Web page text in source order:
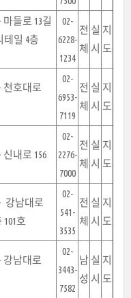
들로 13길
테일 4층
02-
6228-
1234
전
체
실
시
지
도
천호대로
02-
6953-
7119
전
체
실
시
지
도
내로 156
02-
2276-
7000
전
체
실
시
지
도
강남대로
101호
02-
541-
3535
전
체
실
시
지
도
강남대로
02-
3443-
7582
남
성
실
시
지
도